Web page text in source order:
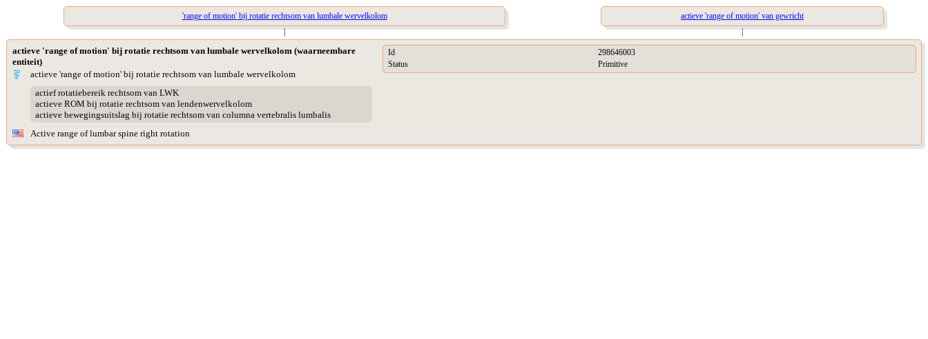
'range of motion' bij rotatie rechtsom van lumbale wervelkolom
actieve 'range of motion' van gewricht
|
|
actieve 'range of motion' bij rotatie rechtsom van lumbale wervelkolom (waarneembare
entiteit)
actieve 'range of motion' bij rotatie rechtsom van lumbale wervelkolom
actief rotatiebereik rechtsom van LWK
actieve ROM bij rotatie rechtsom van lendenwervelkolom
actieve bewegingsuitslag bij rotatie rechtsom van columna vertebralis lumbalis
Active range of lumbar spine right rotation
Id
298646003
Status
Primitive